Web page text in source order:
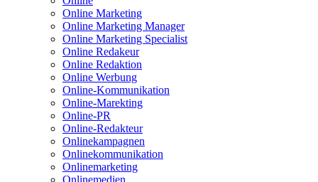
Online Marketing
Online Marketing Manager
Online Marketing Specialist
Online Redakeur
Online Redaktion
Online Werbung
Online-Kommunikation
Online-Marekting
Online-PR
Online-Redakteur
Onlinekampagnen
Onlinekommunikation
Onlinemarketing